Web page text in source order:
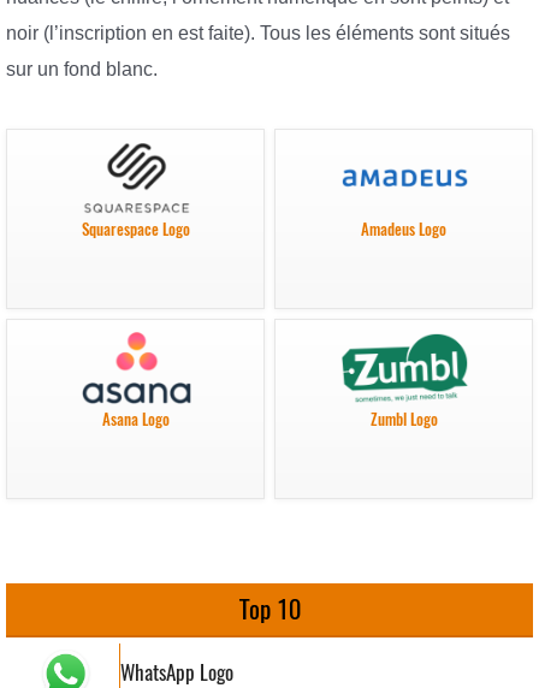
noir (l’inscription en est faite). Tous les éléments sont situés
sur un fond blanc.
Squarespace Logo Amadeus Logo
Asana Logo Zumbl Logo
Top 10
WhatsApp Logo